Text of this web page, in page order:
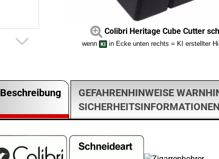
Colibri Heritage Cube Cutter
wenn in Ecke unten rechts = KI erstellter
Beschreibung
GEFAHRENHINWEISE
SICHERHEITSINFORMATIONEN